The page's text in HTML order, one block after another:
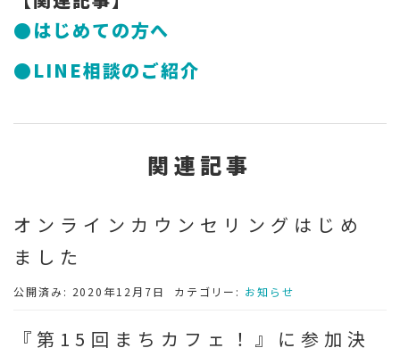
●はじめての方へ
●LINE相談のご紹介
関連記事
オンラインカウンセリングはじめ
ました
公開済み: 2020年12月7日 カテゴリー: お知らせ
『第15回まちカフェ！』に参加決